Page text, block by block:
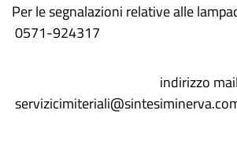
Per le segnalazioni relative alle
0571-924317
indirizzo mail